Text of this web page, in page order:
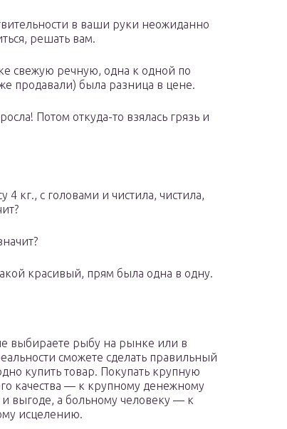
в ваши руки неожиданно
решать вам.
свежую речную, одна к одной по
продавали) была разница в цене.
Потом откуда-то взялась грязь и
кг., с головами и чистила, чистила,
красивый, прям была одна в одну.
выбираете рыбу на рынке или в
сможете сделать правильный
купить товар. Покупать крупную
качества — к крупному денежному
выгоде, а больному человеку — к
исцелению.